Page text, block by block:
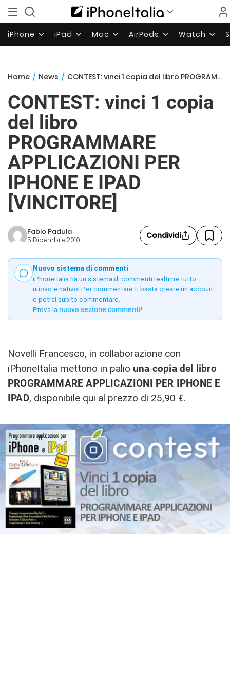
iPhone iPad Mac AirPods Watch
Home / News / CONTEST: vinci 1 copia del libro PROGRAMMARE APPLICAZIONI PER IPHONE E IPAD [VINCITORE]
CONTEST: vinci 1 copia
del libro
PROGRAMMARE
APPLICAZIONI PER
IPHONE E IPAD
[VINCITORE]
Fabio Padula
5 Dicembre 2010 Condividi
Nuovo sistema di commenti
iPhoneItalia ha un sistema di commenti realtime tutto
nuovo e nativo! Per commentare ti basta creare un account
e potrai subito commentare.
Prova la nuova sezione commenti!
Novelli Francesco, in collaborazione con
iPhoneItalia mettono in palio una copia del libro
PROGRAMMARE APPLICAZIONI PER IPHONE E
IPAD, disponibile qui al prezzo di 25,90 €.